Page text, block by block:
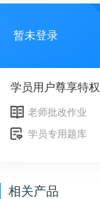
暂未登录
学员用户尊享特权
老师批改作业
学员专用题库
相关产品